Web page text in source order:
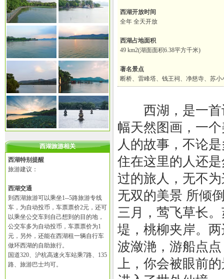
西湖旅游相关
西湖特别提醒
旅游建议：
西湖交通
到西湖旅游可以乘坐1--5路旅游专线
车，为自动投币，车票票价2元，还可
以乘坐公交车到自己想到的目的地，
公交车多为自动投币，车票票价为1
元，另外，还能在西湖租一辆自行车
做环西湖的自助旅行。
国道320、沪杭高速火车站乘7路、135
路、旅游巴士均可。
西湖开放时间
全年 全天开放
西湖占地面积
49 km2(湖面面积6.38平方千米)
著名景点
断桥、雷峰塔、钱王祠、净慈寺、苏小
西湖，是一首
幅天然图画，一
人的故事，不论
住在这里的人还
过的旅人，无不
无双的美景 所倾
三月，莺飞草长
堤，桃柳夹岸。
波潋滟，游船点
上，你会被眼前